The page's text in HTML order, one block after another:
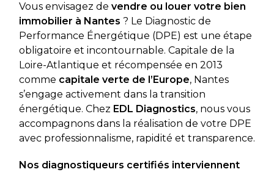
Vous envisagez de vendre ou louer votre bien
immobilier à Nantes ? Le Diagnostic de
Performance Énergétique (DPE) est une étape
obligatoire et incontournable. Capitale de la
Loire-Atlantique et récompensée en 2013
comme capitale verte de l’Europe, Nantes
s’engage activement dans la transition
énergétique. Chez EDL Diagnostics, nous vous
accompagnons dans la réalisation de votre DPE
avec professionnalisme, rapidité et transparence.
Nos diagnostiqueurs certifiés interviennent